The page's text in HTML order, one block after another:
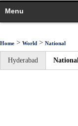
Menu
Home > World > National
Hyderabad